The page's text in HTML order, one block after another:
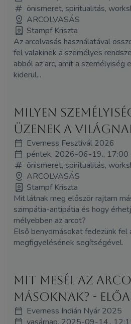
önismeret, spiritualitás,
ARCOLVASÁS
Stampf Kriszta
Az arcolvasás használatával
fel valakinek a személyes
abból az arc, amit a személyiség
kiderül...
Milyen
üzenek a
Everness Fesztivál 2026
péntek, 2026-06-19., 17:00
önismeret, spiritualitás,
ARCOLVASÁS
Stampf Kriszta
Mit látnak meg először rajtam
szimpátia-antipátia és hogy
mélyebben az arcot?
Első benyomásokat fedezünk fel
megfigyelésének segítségével.
Mit mesél az
másoknak? -
Everness Indián Nyár 2025